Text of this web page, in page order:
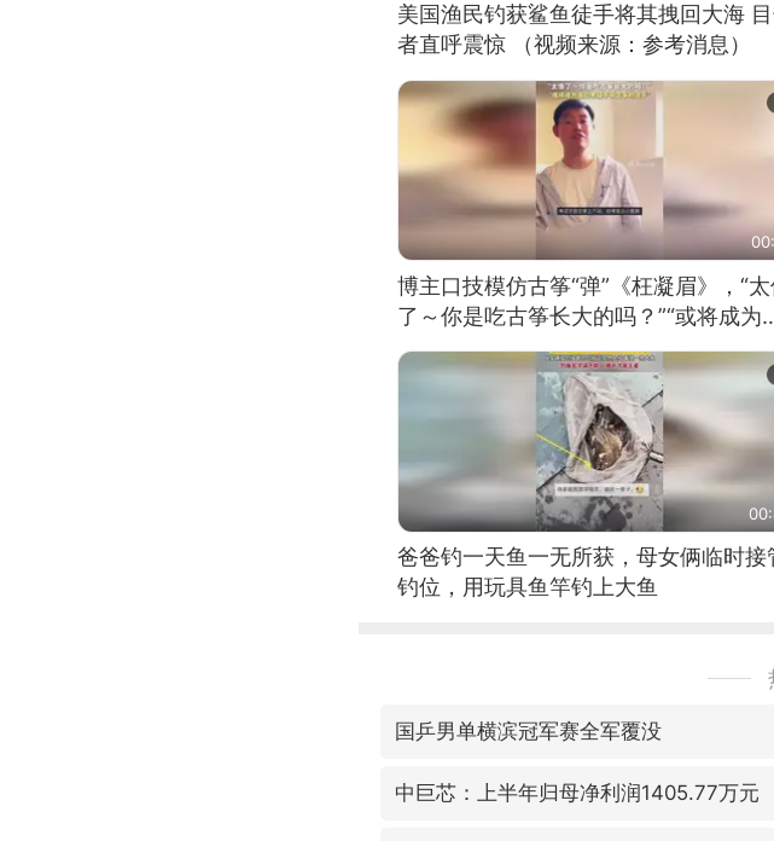
美国渔民钓获鲨鱼徒手将其拽回大海
者直呼震惊 （视频来源：参考消息）
博主口技模仿古筝“弹”《枉凝眉》，“太
了～你是吃古筝长大的吗？”“或将成为
位考级不带古筝的选手。”（来源：新
日电讯）
爸爸钓一天鱼一无所获，母女俩临时接
钓位，用玩具鱼竿钓上大鱼
国乒男单横滨冠军赛全军覆没
中巨芯：上半年归母净利润1405.77万元